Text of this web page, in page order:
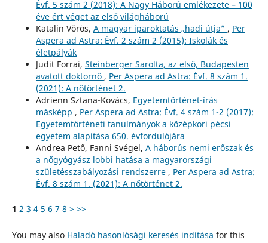
Évf. 5 szám 2 (2018): A Nagy Háború emlékezete – 100
éve ért véget az első világháború
Katalin Vörös, A magyar iparoktatás „hadi útja” , Per
Aspera ad Astra: Évf. 2 szám 2 (2015): Iskolák és
életpályák
Judit Forrai, Steinberger Sarolta, az első, Budapesten
avatott doktornő , Per Aspera ad Astra: Évf. 8 szám 1.
(2021): A nőtörténet 2.
Adrienn Sztana-Kovács, Egyetemtörténet-írás
másképp , Per Aspera ad Astra: Évf. 4 szám 1-2 (2017):
Egyetemtörténeti tanulmányok a középkori pécsi
egyetem alapítása 650. évfordulójára
Andrea Pető, Fanni Svégel, A háborús nemi erőszak és
a nőgyógyász lobbi hatása a magyarországi
születésszabályozási rendszerre , Per Aspera ad Astra:
Évf. 8 szám 1. (2021): A nőtörténet 2.
1 2 3 4 5 6 7 8 > >>
You may also Haladó hasonlósági keresés indítása for this